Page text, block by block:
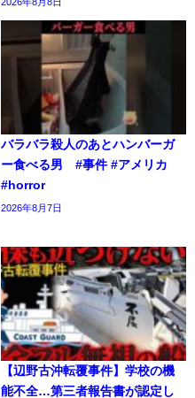
バラバラ殺人のあとハンバーガ
ー食べる男 #事件 #アメリカ
#horror
2026年8月7日
【辺野古沖転覆事件】学校の機
能不全…第三者報告書が認定し